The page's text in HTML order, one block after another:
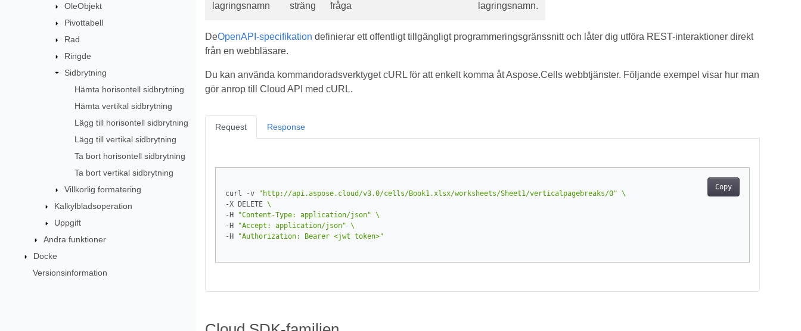
OleObjekt
Pivottabell
Rad
Ringde
Sidbrytning
Hämta horisontell sidbrytning
Hämta vertikal sidbrytning
Lägg till horisontell sidbrytning
Lägg till vertikal sidbrytning
Ta bort horisontell sidbrytning
Ta bort vertikal sidbrytning
Villkorlig formatering
Kalkylbladsoperation
Uppgift
Andra funktioner
Docke
Versionsinformation
lagringsnamn sträng fråga lagringsnamn.
DeOpenAPI-specifikation definierar ett offentligt tillgängligt programmeringsgränssnitt och låter dig utföra REST-interaktioner direkt
från en webbläsare.
Du kan använda kommandoradsverktyget cURL för att enkelt komma åt Aspose.Cells webbtjänster. Följande exempel visar hur man
gör anrop till Cloud API med cURL.
Request
Copy
curl -v "http://api.aspose.cloud/v3.0/cells/Book1.xlsx/worksheets/Sheet1/verticalpagebreaks/0"
-X DELETE
-H
"Content-Type: application/json"
-H
"Accept: application/json"
-H
"Authorization: Bearer <jwt token>"
Response